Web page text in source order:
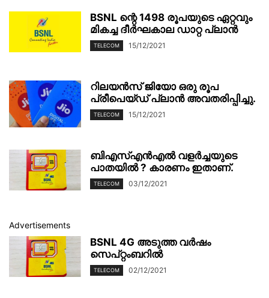
BSNL ന്റെ 1498 രൂപയുടെ ഏറ്റവും
മികച്ച ദീർഘകാല ഡാറ്റ പ്ലാൻ
TELECOM 15/12/2021
റിലയൻസ് ജിയോ ഒരു രൂപ
പ്രീപെയ്ഡ് പ്ലാൻ അവതരിപ്പിച്ചു.
TELECOM 15/12/2021
ബിഎസ്എൻഎൽ വളർച്ചയുടെ
പാതയിൽ ? കാരണം ഇതാണ്.
TELECOM 03/12/2021
Advertisements
BSNL 4G അടുത്ത വർഷം
സെപ്റ്റംബറിൽ
TELECOM 02/12/2021